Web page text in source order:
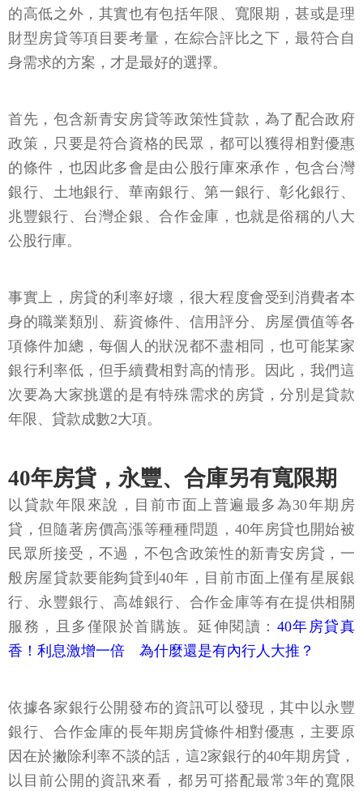
的高低之外，其實也有包括年限、寬限期，甚或是理
財型房貸等項目要考量，在綜合評比之下，最符合自
身需求的方案，才是最好的選擇。
首先，包含新青安房貸等政策性貸款，為了配合政府
政策，只要是符合資格的民眾，都可以獲得相對優惠
的條件，也因此多會是由公股行庫來承作，包含台灣
銀行、土地銀行、華南銀行、第一銀行、彰化銀行、
兆豐銀行、台灣企銀、合作金庫，也就是俗稱的八大
公股行庫。
事實上，房貸的利率好壞，很大程度會受到消費者本
身的職業類別、薪資條件、信用評分、房屋價值等各
項條件加總，每個人的狀況都不盡相同，也可能某家
銀行利率低，但手續費相對高的情形。因此，我們這
次要為大家挑選的是有特殊需求的房貸，分別是貸款
年限、貸款成數2大項。
40年房貸，永豐、合庫另有寬限期
以貸款年限來說，目前市面上普遍最多為30年期房
貸，但隨著房價高漲等種種問題，40年房貸也開始被
民眾所接受，不過，不包含政策性的新青安房貸，一
般房屋貸款要能夠貸到40年，目前市面上僅有星展銀
行、永豐銀行、高雄銀行、合作金庫等有在提供相關
服務，且多僅限於首購族。延伸閱讀： 40年房貸真
香！利息激增一倍 為什麼還是有內行人大推？
依據各家銀行公開發布的資訊可以發現，其中以永豐
銀行、合作金庫的長年期房貸條件相對優惠，主要原
因在於撇除利率不談的話，這2家銀行的40年期房貸，
以目前公開的資訊來看，都另可搭配最常3年的寬限